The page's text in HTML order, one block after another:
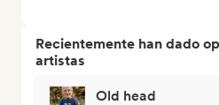
Recientemente han dado
artistas
Old head